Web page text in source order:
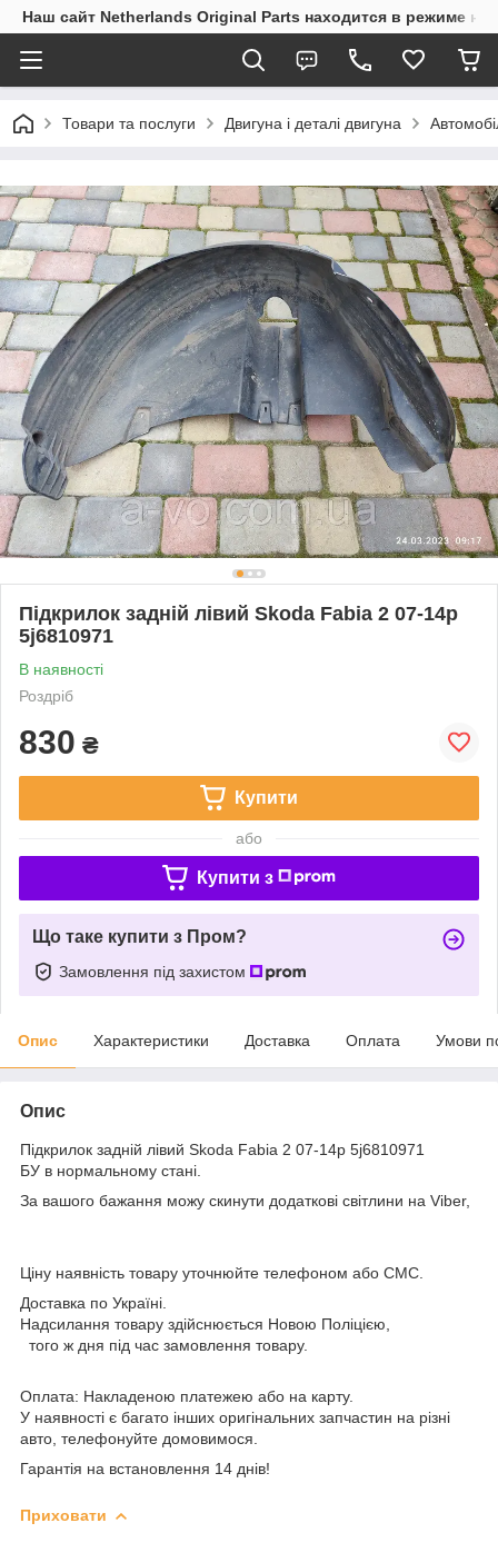
Наш сайт Netherlands Original Parts находится в режиме
Товари та послуги Двигуна і деталі двигуна
Підкрилок задній лівий Skoda Fabia 2 07-14р
5j6810971
В наявності
Роздріб
830 ₴
Купити
або
Купити з
Що таке купити з Пром?
Замовлення під захистом
Опис Характеристики Доставка Оплата Умови
Опис
Підкрилок задній лівий Skoda Fabia 2 07-14р 5j6810971
БУ в нормальному стані.
За вашого бажання можу скинути додаткові світлини на Viber,
Ціну наявність товару уточнюйте телефоном або СМС.
Доставка по Україні.
Надсилання товару здійснюється Новою Поліцією,
того ж дня під час замовлення товару.
Оплата: Накладеною платежею або на карту.
У наявності є багато інших оригінальних запчастин на різні
авто, телефонуйте домовимося.
Гарантія на встановлення 14 днів!
Приховати